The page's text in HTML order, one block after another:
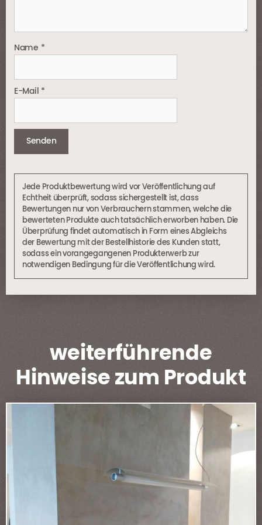
Name *
E-Mail *
Jede Produktbewertung wird vor Veröffentlichung auf
Echtheit überprüft, sodass sichergestellt ist, dass
Bewertungen nur von Verbrauchern stammen, welche die
bewerteten Produkte auch tatsächlich erworben haben. Die
Überprüfung findet automatisch in Form eines Abgleichs
der Bewertung mit der Bestellhistorie des Kunden statt,
sodass ein vorangegangenen Produkterwerb zur
notwendigen Bedingung für die Veröffentlichung wird.
weiterführende
Hinweise zum Produkt